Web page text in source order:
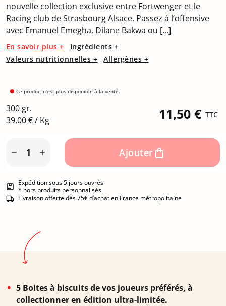
nouvelle collection exclusive entre Fortwenger et le
Racing club de Strasbourg Alsace. Passez à l’offensive
avec Emanuel Emegha, Dilane Bakwa ou [...]
En savoir plus +
Ingrédients +
Valeurs nutritionnelles +
Allergènes +
Ce produit n’est plus disponible à la vente.
300 gr.
39,00 € / Kg
11,50 € TTC
  Ajouter
Expédition sous 5 jours ouvrés
* hors produits personnalisés
Livraison offerte dès 75€ d’achat en France métropolitaine
5 Boites à biscuits de vos joueurs préférés, à
collectionner en édition ultra-limitée.